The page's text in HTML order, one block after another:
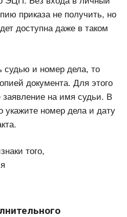
приказа не получить, но
доступна даже в таком
судью и номер дела, то
документа. Для этого
заявление на имя судьи. В
укажите номер дела и дату
того,